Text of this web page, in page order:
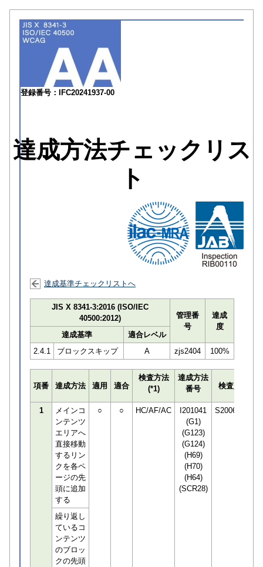
登録番号：IFC20241937-00
達成方法チェックリス
ト
達成基準チェックリストへ
JIS X 8341-3:2016 (ISO/IEC
40500:2012)
管理番
号
達成
度
達成基準
適合レベル
2.4.1
ブロックスキップ A zjs2404 100%
項番 達成方法 適用 適合
検査方法
(*1)
達成方法
番号
検査員
1
メインコ
ンテンツ
エリアへ
直接移動
するリン
クを各ペ
ージの先
頭に追加
する
○ ○ HC/AF/AC
I201041
(G1)
(G123)
(G124)
(H69)
(H70)
(H64)
(SCR28)
S200601
繰り返し
ているコ
ンテンツ
のブロッ
クの先頭